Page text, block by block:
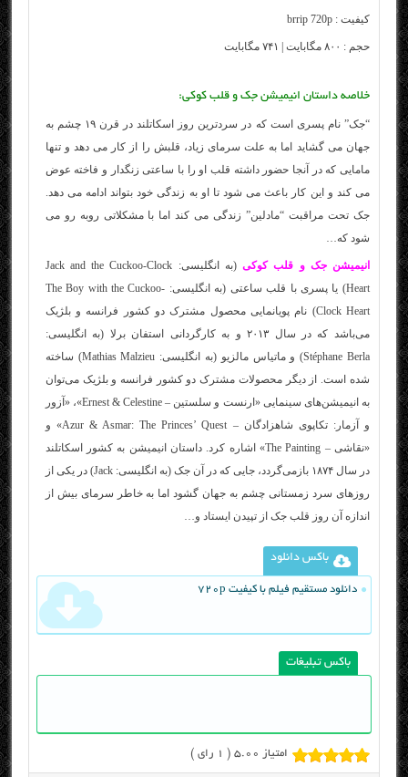
کیفیت : brrip 720p
حجم : ۸۰۰ مگابایت | ۷۴۱ مگابایت
خلاصه داستان انیمیشن جک و قلب کوکی:
“جک” نام پسری است که در سردترین روز اسکاتلند در قرن ۱۹ چشم به
جهان می گشاید اما به علت سرمای زیاد، قلبش را از کار می دهد و تنها
مامایی که در آنجا حضور داشته قلب او را با ساعتی زنگدار و فاخته عوض
می کند و این کار باعث می شود تا او به زندگی خود بتواند ادامه می دهد.
جک تحت مراقبت “مادلین” زندگی می کند اما با مشکلاتی روبه رو می
شود که…
انیمیشن جک و قلب کوکی
(به انگلیسی: Jack and the Cuckoo-Clock
Heart) یا پسری با قلب ساعتی (به انگلیسی: The Boy with the Cuckoo-
Clock Heart) نام پویانمایی محصول مشترک دو کشور فرانسه و بلژیک
می‌باشد که در سال ۲۰۱۳ و به کارگردانی استفان برلا (به انگلیسی:
Stéphane Berla) و ماتیاس مالزیو (به انگلیسی: Mathias Malzieu) ساخته
شده است. از دیگر محصولات مشترک دو کشور فرانسه و بلژیک می‌توان
به انیمیشن‌های سینمایی «ارنست و سلستین – Ernest & Celestine»، «آزور
و آزمار: تکاپوی شاهزادگان – Azur & Asmar: The Princes’ Quest» و
«نقاشی – The Painting» اشاره کرد. داستان انیمیشن به کشور اسکاتلند
در سال ۱۸۷۴ بازمی‌گردد، جایی که در آن جک (به انگلیسی: Jack) در یکی از
روزهای سرد زمستانی چشم به جهان گشود اما به خاطر سرمای بیش از
اندازه آن روز قلب جک از تپیدن ایستاد و…
باکس دانلود
دانلود مستقیم فیلم با کیفیت 720p
باکس تبلیغات
امتیاز 5.00 ( 1 رای )